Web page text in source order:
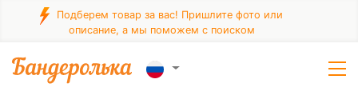
Подберем товар за вас! Пришлите фото или
описание, а мы поможем с поиском